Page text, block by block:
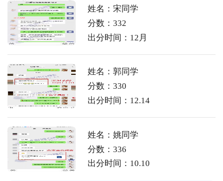
姓名：宋同学
分数：332
出分时间：12月
姓名：郭同学
分数：330
出分时间：12.14
姓名：姚同学
分数：336
出分时间：10.10